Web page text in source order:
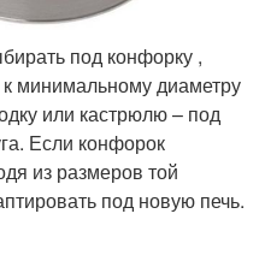
под конфорку ,
минимальному диаметру
или кастрюлю – под
Если конфорок
из размеров той
под новую печь.